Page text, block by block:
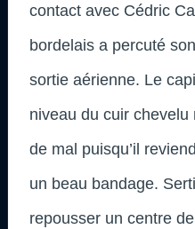
contact avec Cédric
bordelais a percuté
sortie aérienne. Le
niveau du cuir
de mal puisqu’il
un beau bandage.
repousser un centre